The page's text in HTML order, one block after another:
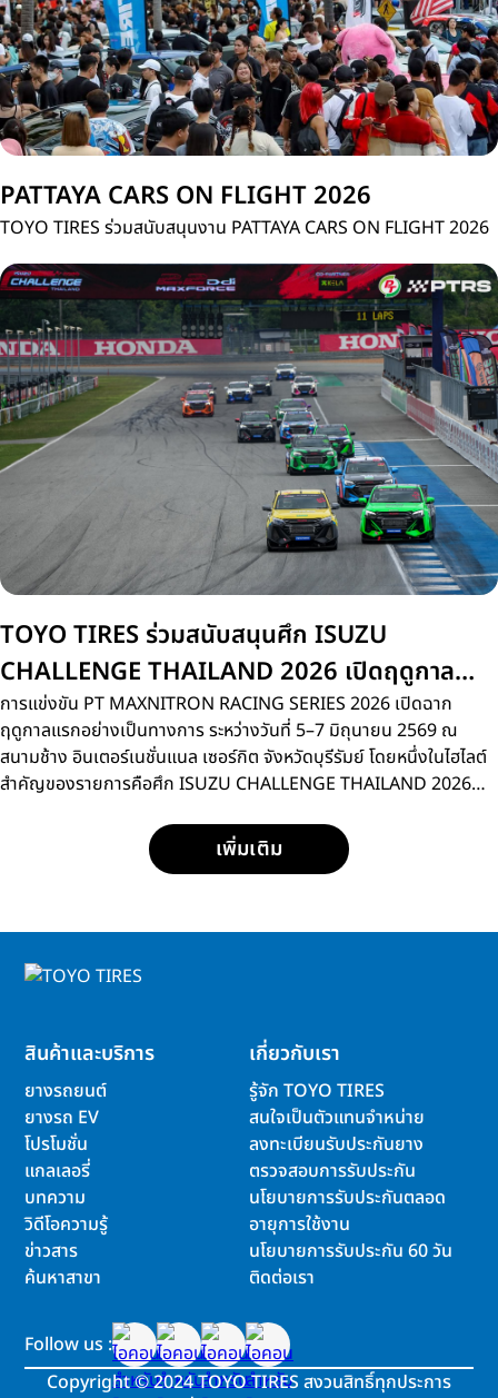
PATTAYA CARS ON FLIGHT 2026
TOYO TIRES ร่วมสนับสนุนงาน PATTAYA CARS ON FLIGHT 2026
TOYO TIRES ร่วมสนับสนุนศึก ISUZU
CHALLENGE THAILAND 2026 เปิดฤดูกาล
สนามแรกที่บุรีรัมย์
การแข่งขัน PT MAXNITRON RACING SERIES 2026 เปิดฉาก
ฤดูกาลแรกอย่างเป็นทางการ ระหว่างวันที่ 5–7 มิถุนายน 2569 ณ
สนามช้าง อินเตอร์เนชั่นแนล เซอร์กิต จังหวัดบุรีรัมย์ โดยหนึ่งในไฮไลต์
สำคัญของรายการคือศึก ISUZU CHALLENGE THAILAND 2026
15 คน ได้ลงสนามประชันความเร็วด้วยรถแข่ง ISUZU D-MAX
SPACECAB 2.2 Ddi MAXFORCE ภายใต้มาตรฐานการแข่งขัน
เพิ่มเติม
สินค้าและบริการ
ยางรถยนต์
ยางรถ EV
โปรโมชั่น
แกลเลอรี่
บทความ
วิดีโอความรู้
ข่าวสาร
ค้นหาสาขา
เกี่ยวกับเรา
รู้จัก TOYO TIRES
สนใจเป็นตัวแทนจำหน่าย
ลงทะเบียนรับประกันยาง
ตรวจสอบการรับประกัน
นโยบายการรับประกันตลอด
อายุการใช้งาน
นโยบายการรับประกัน 60 วัน
ติดต่อเรา
Follow us :
Copyright©2024 TOYO TIRES สงวนสิทธิ์ทุกประการ